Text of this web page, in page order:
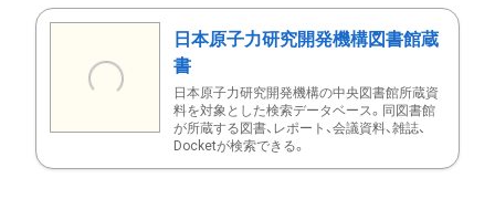
日本原子力研究開発機構図書館蔵
書
日本原子力研究開発機構の中央図書館所蔵資
料を対象とした検索データベース。同図書館
が所蔵する図書、レポート、会議資料、雑誌、
Docketが検索できる。